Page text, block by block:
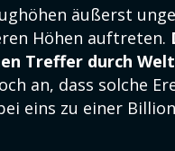
äußerst
Höhen auftreten.
Treffer durch
an, dass solche
eins zu einer